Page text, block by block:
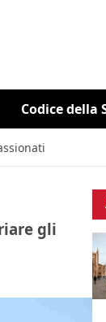
Codice della
gli